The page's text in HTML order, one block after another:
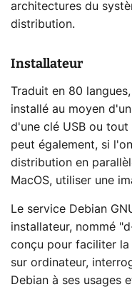
architectures du
distribution.
Installateur
Traduit en 80
installé au moyen
d'une clé USB ou tout
peut également, si
distribution en
MacOS, utiliser une
Le service Debian
installateur, nommé
conçu pour faciliter
sur ordinateur,
Debian à ses usages